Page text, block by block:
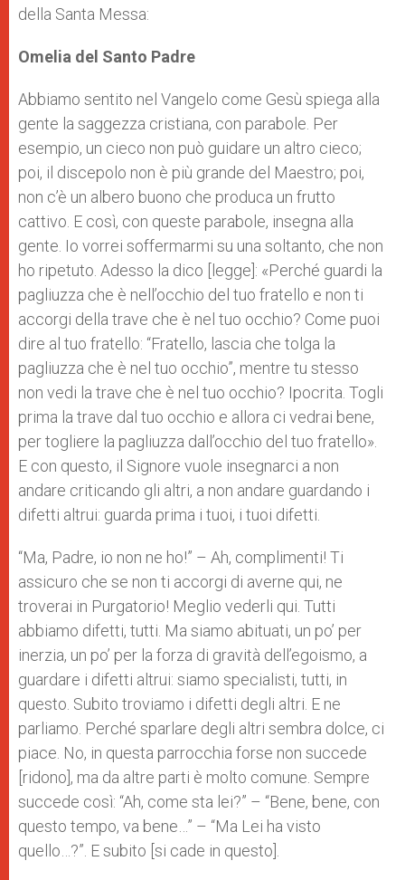
della Santa Messa:
Omelia del Santo Padre
Abbiamo sentito nel Vangelo come Gesù spiega alla
gente la saggezza cristiana, con parabole. Per
esempio, un cieco non può guidare un altro cieco;
poi, il discepolo non è più grande del Maestro; poi,
non c’è un albero buono che produca un frutto
cattivo. E così, con queste parabole, insegna alla
gente. Io vorrei soffermarmi su una soltanto, che non
ho ripetuto. Adesso la dico [legge]: «Perché guardi la
pagliuzza che è nell’occhio del tuo fratello e non ti
accorgi della trave che è nel tuo occhio? Come puoi
dire al tuo fratello: “Fratello, lascia che tolga la
pagliuzza che è nel tuo occhio”, mentre tu stesso
non vedi la trave che è nel tuo occhio? Ipocrita. Togli
prima la trave dal tuo occhio e allora ci vedrai bene,
per togliere la pagliuzza dall’occhio del tuo fratello».
E con questo, il Signore vuole insegnarci a non
andare criticando gli altri, a non andare guardando i
difetti altrui: guarda prima i tuoi, i tuoi difetti.
“Ma, Padre, io non ne ho!” – Ah, complimenti! Ti
assicuro che se non ti accorgi di averne qui, ne
troverai in Purgatorio! Meglio vederli qui. Tutti
abbiamo difetti, tutti. Ma siamo abituati, un po’ per
inerzia, un po’ per la forza di gravità dell’egoismo, a
guardare i difetti altrui: siamo specialisti, tutti, in
questo. Subito troviamo i difetti degli altri. E ne
parliamo. Perché sparlare degli altri sembra dolce, ci
piace. No, in questa parrocchia forse non succede
[ridono], ma da altre parti è molto comune. Sempre
succede così: “Ah, come sta lei?” – “Bene, bene, con
questo tempo, va bene…” – “Ma Lei ha visto
quello…?”. E subito [si cade in questo].